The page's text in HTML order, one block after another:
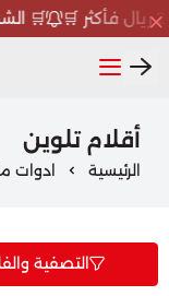
🛒 الشحن
أقلام تلوين
الرئيسية ادوات
التصفية